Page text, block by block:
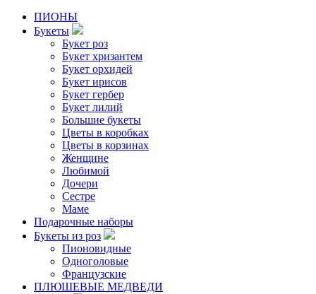
ПИОНЫ
Букеты
Букет роз
Букет хризантем
Букет орхидей
Букет ирисов
Букет гербер
Букет лилий
Большие букеты
Цветы в коробках
Цветы в корзинах
Женщине
Любимой
Дочери
Сестре
Маме
Подарочные наборы
Букеты из роз
Пионовидные
Одноголовые
Французские
ПЛЮШЕВЫЕ МЕДВЕДИ